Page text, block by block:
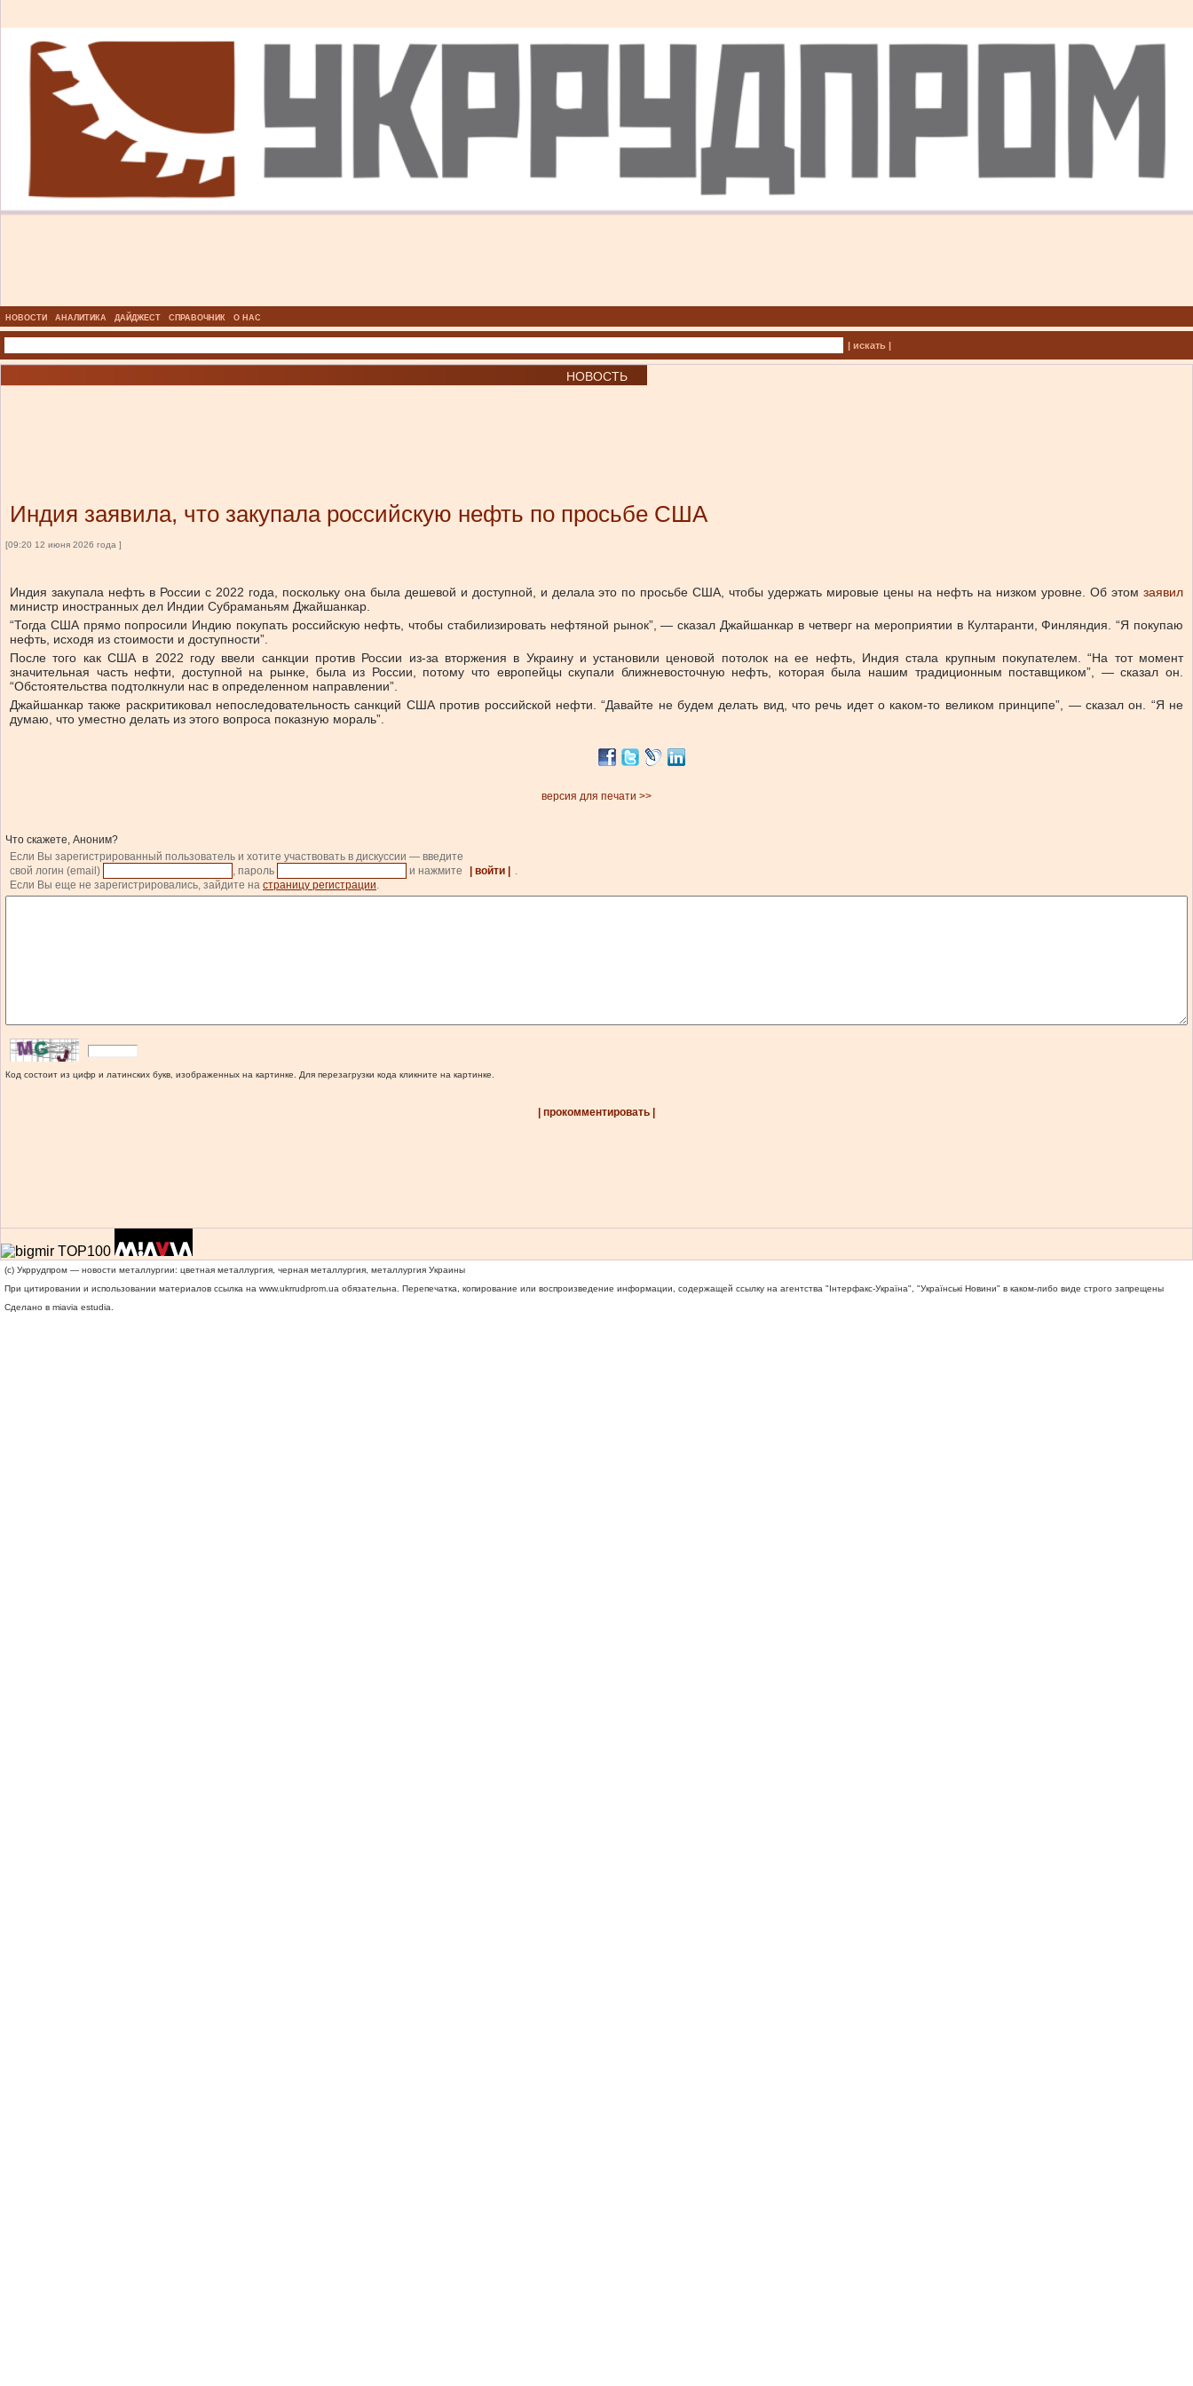
НОВОСТИ АНАЛИТИКА ДАЙДЖЕСТ СПРАВОЧНИК О НАС
| искать |
НОВОСТЬ
Индия заявила, что закупала российскую нефть по просьбе США
[09:20 12 июня 2026 года ]
Индия закупала нефть в России с 2022 года, поскольку она была дешевой и доступной, и делала это по просьбе США, чтобы удержать мировые цены на нефть на низком уровне. Об этом заявил
министр иностранных дел Индии Субраманьям Джайшанкар.
“Тогда США прямо попросили Индию покупать российскую нефть, чтобы стабилизировать нефтяной рынок”, — сказал Джайшанкар в четверг на мероприятии в Култаранти, Финляндия. “Я покупаю
нефть, исходя из стоимости и доступности”.
После того как США в 2022 году ввели санкции против России из-за вторжения в Украину и установили ценовой потолок на ее нефть, Индия стала крупным покупателем. “На тот момент
значительная часть нефти, доступной на рынке, была из России, потому что европейцы скупали ближневосточную нефть, которая была нашим традиционным поставщиком”, — сказал он.
“Обстоятельства подтолкнули нас в определенном направлении”.
Джайшанкар также раскритиковал непоследовательность санкций США против российской нефти. “Давайте не будем делать вид, что речь идет о каком-то великом принципе”, — сказал он. “Я не
думаю, что уместно делать из этого вопроса показную мораль”.
версия для печати >>
Что скажете, Аноним?
Если Вы зарегистрированный пользователь и хотите участвовать в дискуссии — введите
свой логин (email)
, пароль и нажмите | войти |
.
Если Вы еще не зарегистрировались, зайдите на страницу регистрации.
Код состоит из цифр и латинских букв, изображенных на картинке. Для перезагрузки кода кликните на картинке.
| прокомментировать |
(c) Укррудпром — новости металлургии: цветная металлургия, черная металлургия, металлургия Украины
При цитировании и использовании материалов ссылка на www.ukrrudprom.ua обязательна. Перепечатка, копирование или воспроизведение информации, содержащей ссылку на агентства "Iнтерфакс-Україна", "Українськi Новини" в каком-либо виде строго запрещены
Сделано в miavia estudia.